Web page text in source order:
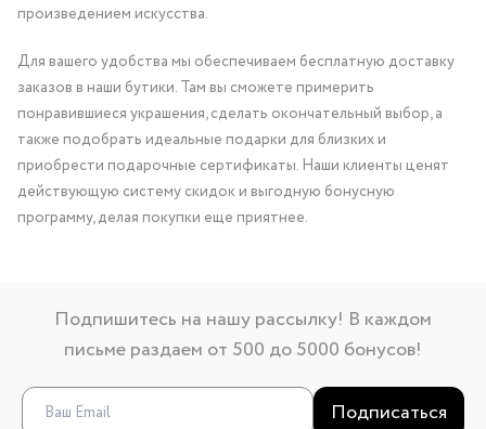
произведением искусства.
Для вашего удобства мы обеспечиваем бесплатную доставку
заказов в наши бутики. Там вы сможете примерить
понравившиеся украшения, сделать окончательный выбор, а
также подобрать идеальные подарки для близких и
приобрести подарочные сертификаты. Наши клиенты ценят
действующую систему скидок и выгодную бонусную
программу, делая покупки еще приятнее.
Подпишитесь на нашу рассылку! В каждом
письме раздаем от 500 до 5000 бонусов!
Подписаться